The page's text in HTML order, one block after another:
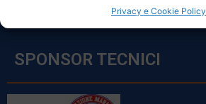
Privacy e Cookie Policy
SPONSOR TECNICI